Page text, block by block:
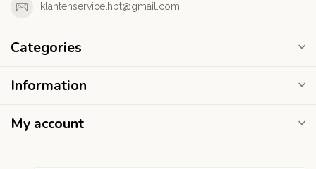
klantenservice.hbt@gmail.com
Categories
Information
My account